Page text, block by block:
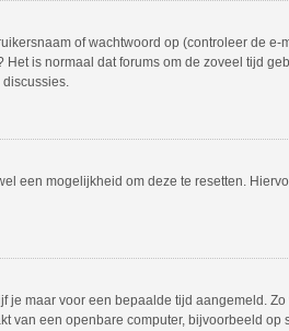
of wachtwoord op (controleer de
is normaal dat forums om de zoveel tijd
een mogelijkheid om deze te resetten.
je maar voor een bepaalde tijd aangemeld.
van een openbare computer, bijvoorbeeld